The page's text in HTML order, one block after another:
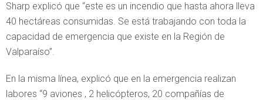
Sharp explicó que “este es un incendio que hasta ahora lleva
40 hectáreas consumidas. Se está trabajando con toda la
capacidad de emergencia que existe en la Región de
Valparaíso”.
En la misma línea, explicó que en la emergencia realizan
labores “9 aviones , 2 helicópteros, 20 compañías de